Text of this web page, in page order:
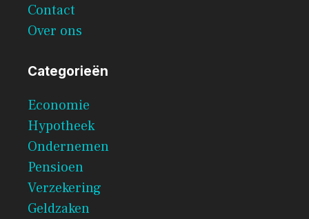
Contact
Over ons
Categorieën
Economie
Hypotheek
Ondernemen
Pensioen
Verzekering
Geldzaken